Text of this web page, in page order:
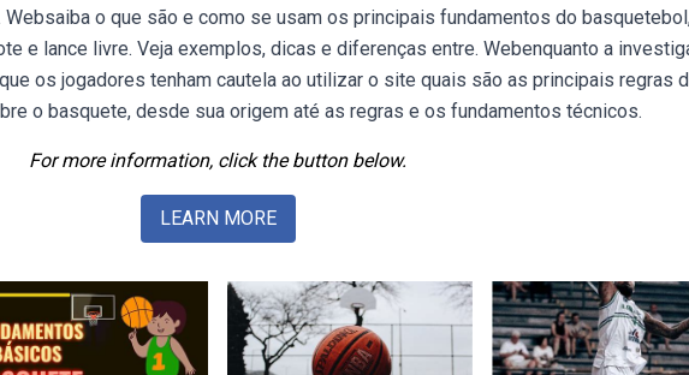
o que são e como se usam os principais fundamentos do
e lance livre. Veja exemplos, dicas e diferenças entre. Webenquanto a
os jogadores tenham cautela ao utilizar o site quais são as principais regras
o basquete, desde sua origem até as regras e os fundamentos técnicos.
For more information, click the button below.
LEARN MORE